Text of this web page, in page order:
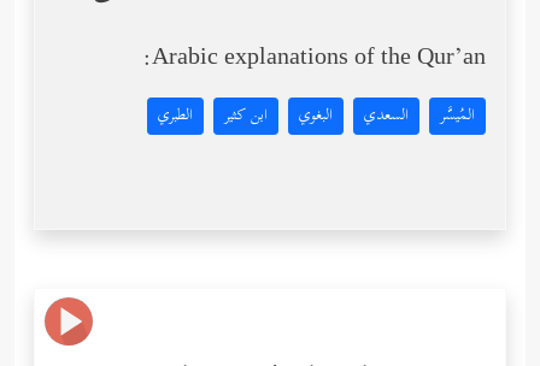
Arabic explanations of the Qur’an:
المُيسَّر السعدي البغوي ابن كثير الطبري